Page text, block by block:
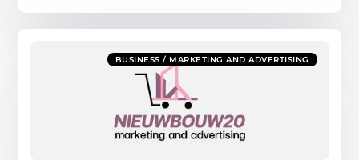
BUSINESS / MARKETING AND ADVERTISING